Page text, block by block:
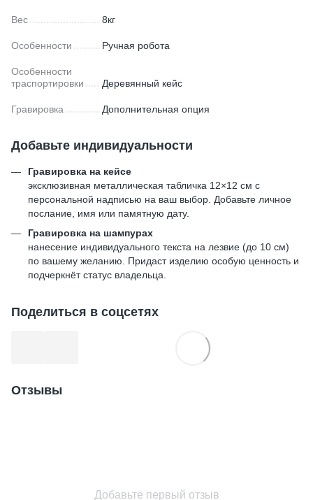
Вес 8кг
Особенности Ручная робота
Особенности
траспортировки
Деревянный кейс
Гравировка Дополнительная опция
Добавьте индивидуальности
Гравировка на кейсе
эксклюзивная металлическая табличка 12×12 см с
персональной надписью на ваш выбор. Добавьте личное
послание, имя или памятную дату.
Гравировка на шампурах
нанесение индивидуального текста на лезвие (до 10 см)
по вашему желанию. Придаст изделию особую ценность и
подчеркнёт статус владельца.
Поделиться в соцсетях
Отзывы
Добавьте первый отзыв